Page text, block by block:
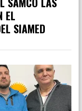
EL
SIAMED